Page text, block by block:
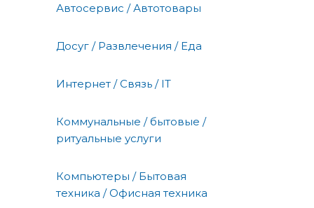
Автосервис / Автотовары
Досуг / Развлечения / Еда
Интернет / Связь / IT
Коммунальные / бытовые /
ритуальные услуги
Компьютеры / Бытовая
техника / Офисная техника